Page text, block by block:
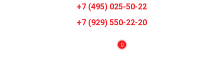
0
+7 (495) 025-50-22
+7 (929) 550-22-20